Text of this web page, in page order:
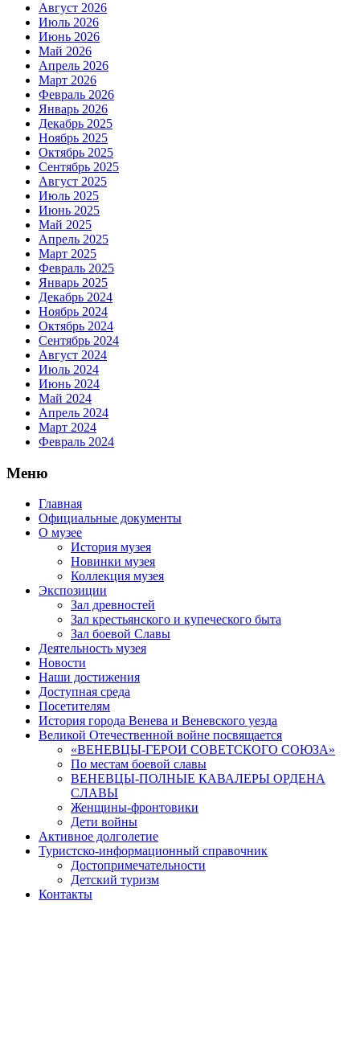
Август 2026
Июль 2026
Июнь 2026
Май 2026
Апрель 2026
Март 2026
Февраль 2026
Январь 2026
Декабрь 2025
Ноябрь 2025
Октябрь 2025
Сентябрь 2025
Август 2025
Июль 2025
Июнь 2025
Май 2025
Апрель 2025
Март 2025
Февраль 2025
Январь 2025
Декабрь 2024
Ноябрь 2024
Октябрь 2024
Сентябрь 2024
Август 2024
Июль 2024
Июнь 2024
Май 2024
Апрель 2024
Март 2024
Февраль 2024
Меню
Главная
Официальные документы
О музее
История музея
Новинки музея
Коллекция музея
Экспозиции
Зал древностей
Зал крестьянского и купеческого быта
Зал боевой Славы
Деятельность музея
Новости
Наши достижения
Доступная среда
Посетителям
История города Венева и Веневского уезда
Великой Отечественной войне посвящается
«ВЕНЕВЦЫ-ГЕРОИ СОВЕТСКОГО СОЮЗА»
По местам боевой славы
ВЕНЕВЦЫ-ПОЛНЫЕ КАВАЛЕРЫ ОРДЕНА
СЛАВЫ
Женщины-фронтовики
Дети войны
Активное долголетие
Туристско-информационный справочник
Достопримечательности
Детский туризм
Контакты